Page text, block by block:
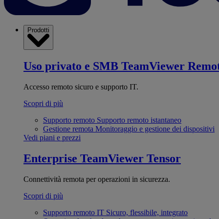
Prodotti
Uso privato e SMB TeamViewer
Accesso remoto sicuro e supporto IT.
Scopri di più
Supporto remoto Supporto remoto istantaneo
Gestione remota Monitoraggio e gestione dei dispositivi
Vedi piani e prezzi
Enterprise TeamViewer Tensor
Connettività remota per operazioni in sicurezza.
Scopri di più
Supporto remoto IT Sicuro, flessibile, integrato